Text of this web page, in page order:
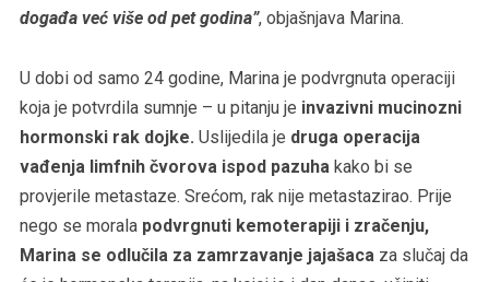
događa već više od pet godina”, objašnjava Marina.
U dobi od samo 24 godine, Marina je podvrgnuta operaciji
koja je potvrdila sumnje – u pitanju je invazivni mucinozni
hormonski rak dojke. Uslijedila je druga operacija
vađenja limfnih čvorova ispod pazuha kako bi se
provjerile metastaze. Srećom, rak nije metastazirao. Prije
nego se morala podvrgnuti kemoterapiji i zračenju,
Marina se odlučila za zamrzavanje jajašaca za slučaj da